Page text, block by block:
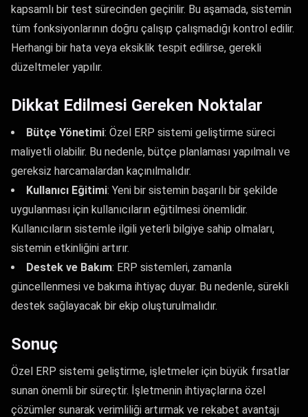
kapsamlı bir test sürecinden geçirilir. Bu aşamada, sistemin
tüm fonksiyonlarının doğru çalışıp çalışmadığı kontrol edilir.
Herhangi bir hata veya eksiklik tespit edilirse, gerekli
düzeltmeler yapılır.
Dikkat Edilmesi Gereken Noktalar
Bütçe Yönetimi: Özel ERP sistemi geliştirme süreci
maliyetli olabilir. Bu nedenle, bütçe planlaması yapılmalı ve
gereksiz harcamalardan kaçınılmalıdır.
Kullanıcı Eğitimi: Yeni bir sistemin başarılı bir şekilde
uygulanması için kullanıcıların eğitilmesi önemlidir.
Kullanıcıların sistemle ilgili yeterli bilgiye sahip olmaları,
sistemin etkinliğini artırır.
Destek ve Bakım: ERP sistemleri, zamanla
güncellenmesi ve bakıma ihtiyaç duyar. Bu nedenle, sürekli
destek sağlayacak bir ekip oluşturulmalıdır.
Sonuç
Özel ERP sistemi geliştirme, işletmeler için büyük fırsatlar
sunan önemli bir süreçtir. İşletmenin ihtiyaçlarına özel
çözümler sunarak verimliliği artırmak ve rekabet avantajı